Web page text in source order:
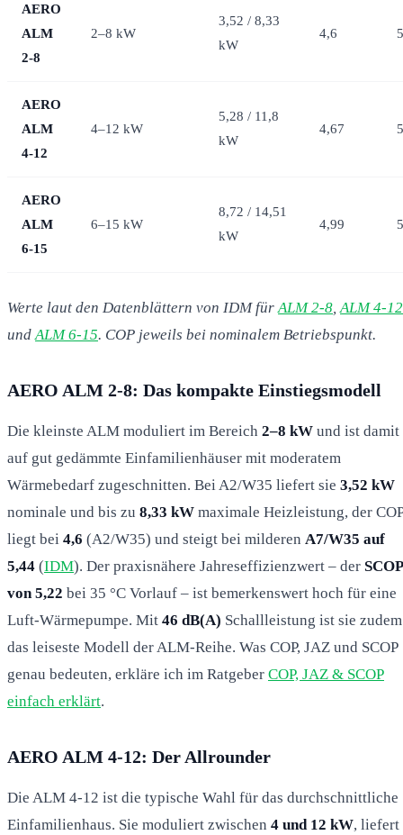
AERO
ALM
2-8
2–8 kW
3,52 / 8,33
kW
4,6
AERO
ALM
4-12
4–12 kW
5,28 / 11,8
kW
4,67
AERO
ALM
6-15
6–15 kW
8,72 / 14,51
kW
4,99
Werte laut den Datenblättern von IDM für ALM 2-8 ALM 4-12
und ALM 6-15. COP jeweils bei nominalem Betriebspunkt.
AERO ALM 2-8: Das kompakte Einstiegsmodell
Die kleinste ALM moduliert im Bereich 2–8 kW und ist damit
auf gut gedämmte Einfamilienhäuser mit moderatem
Wärmebedarf zugeschnitten. Bei A2/W35 liefert sie 3,52 kW
nominale und bis zu 8,33 kW maximale Heizleistung, der COP
liegt bei 4,6 (A2/W35) und steigt bei milderen A7/W35 auf
5,44 (IDM). Der praxisnähere Jahreseffizienzwert – der SCOP
von 5,22 bei 35 °C Vorlauf – ist bemerkenswert hoch für eine
Luft-Wärmepumpe. Mit 46 dB(A) Schallleistung ist sie zudem
das leiseste Modell der ALM-Reihe. Was COP, JAZ und SCOP
genau bedeuten, erkläre ich im Ratgeber COP, JAZ & SCOP
einfach erklärt.
AERO ALM 4-12: Der Allrounder
Die ALM 4-12 ist die typische Wahl für das durchschnittliche
Einfamilienhaus. Sie moduliert zwischen 4 und 12 kW, liefert